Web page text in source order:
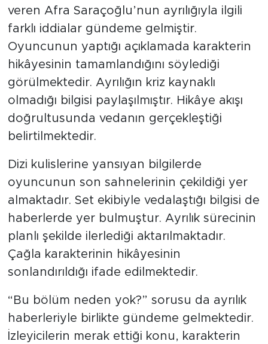
veren Afra Saraçoğlu’nun ayrılığıyla ilgili
farklı iddialar gündeme gelmiştir.
Oyuncunun yaptığı açıklamada karakterin
hikâyesinin tamamlandığını söylediği
görülmektedir. Ayrılığın kriz kaynaklı
olmadığı bilgisi paylaşılmıştır. Hikâye akışı
doğrultusunda vedanın gerçekleştiği
belirtilmektedir.
Dizi kulislerine yansıyan bilgilerde
oyuncunun son sahnelerinin çekildiği yer
almaktadır. Set ekibiyle vedalaştığı bilgisi de
haberlerde yer bulmuştur. Ayrılık sürecinin
planlı şekilde ilerlediği aktarılmaktadır.
Çağla karakterinin hikâyesinin
sonlandırıldığı ifade edilmektedir.
“Bu bölüm neden yok?” sorusu da ayrılık
haberleriyle birlikte gündeme gelmektedir.
İzleyicilerin merak ettiği konu, karakterin